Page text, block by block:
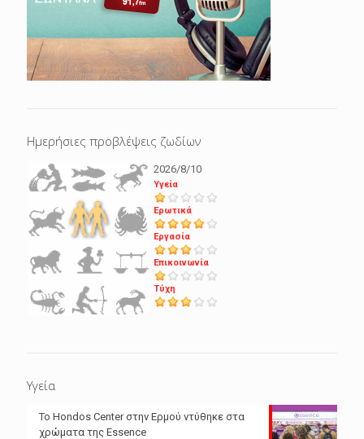
Ημερήσιες προβλέψεις ζωδίων
2026/8/10
Υγεία
Ερωτικά
Εργασία
Επικοινωνία
Τύχη
Υγεία
Το Hondos Center στην Ερμού ντύθηκε στα
χρώματα της Essence